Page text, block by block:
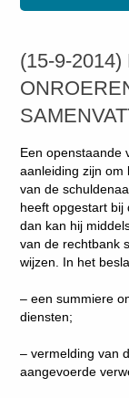
(15-9-
Een openstaande
aanleiding zijn om
van de
heeft opgestart bij
dan kan hij
van de rechtbank
wijzen. In het
– een summiere
diensten;
– vermelding van
aangevoerde